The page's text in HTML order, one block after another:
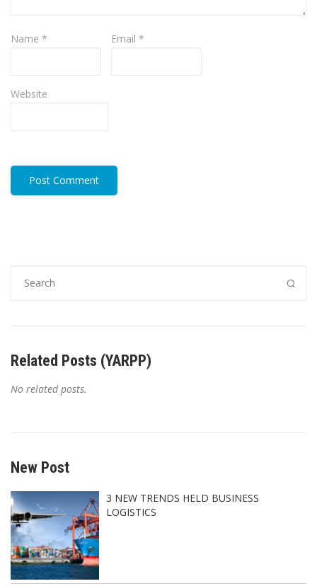
Name * Email *
Website
Related Posts (YARPP)
No related posts.
New Post
3 NEW TRENDS HELD BUSINESS
LOGISTICS